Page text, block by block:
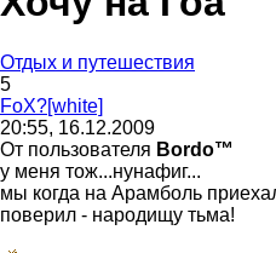
Отдых и путешествия
5
FоX?[white]
20:55, 16.12.2009
От пользователя Bordo™
у меня тож...нунафиг...
мы когда на Арамболь
поверил - народищу тьма!